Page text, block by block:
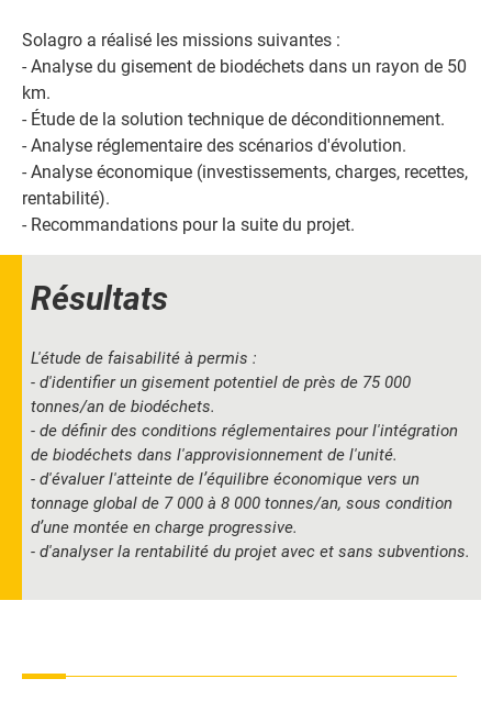
Solagro a réalisé les missions suivantes :
- Analyse du gisement de biodéchets dans un rayon de 50
km.
- Étude de la solution technique de déconditionnement.
- Analyse réglementaire des scénarios d'évolution.
- Analyse économique (investissements, charges, recettes,
rentabilité).
- Recommandations pour la suite du projet.
Résultats
L'étude de faisabilité à permis :
- d'identifier un gisement potentiel de près de 75 000
tonnes/an de biodéchets.
- de définir des conditions réglementaires pour l'intégration
de biodéchets dans l'approvisionnement de l'unité.
- d'évaluer l'atteinte de l’équilibre économique vers un
tonnage global de 7 000 à 8 000 tonnes/an, sous condition
d’une montée en charge progressive.
- d'analyser la rentabilité du projet avec et sans subventions.